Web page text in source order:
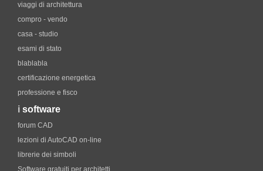
viaggi di architettura
compro - vendo
casa - studio
esami di stato
blablabla
certificazione energetica
professione e fisco
i software
forum CAD
lezioni di AutoCAD on-line
librerie dei simboli
Software gratuiti per architetti